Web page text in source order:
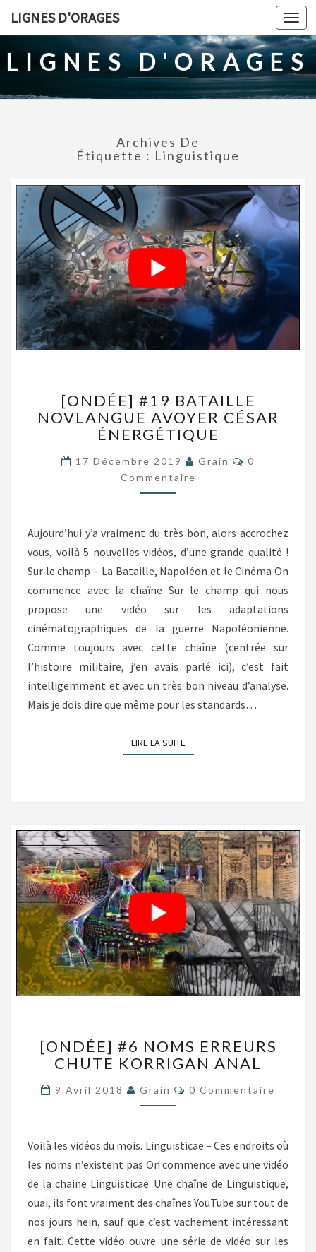
LIGNES D'ORAGES
LIGNES D'ORAGES
Archives De
Étiquette : Linguistique
#19
BATAILLE
NOVLANGUE
CÉSAR
ÉNERGÉTIQUE
[ONDÉE] #19 BATAILLE
NOVLANGUE AVOYER CÉSAR
ÉNERGÉTIQUE
17 Décembre 2019 Grain
0
Commentaire
Aujourd’hui y’a vraiment du très bon, alors accrochez
vous, voilà 5 nouvelles vidéos, d’une grande qualité !
Sur le champ – La Bataille, Napoléon et le Cinéma On
commence avec la chaîne Sur le champ qui nous
propose une vidéo sur les adaptations
cinématographiques de la guerre Napoléonienne.
Comme toujours avec cette chaîne (centrée sur
l’histoire militaire, j’en avais parlé ici), c’est fait
intelligemment et avec un très bon niveau d’analyse.
Mais je dois dire que même pour les standards…
LIRE LA SUITELIRE LA SUITE
#6
NOMS
CHUTE
KORRIGAN
[ONDÉE] #6 NOMS ERREURS
CHUTE KORRIGAN ANAL
9 Avril 2018 Grain Commentaires
0 Commentaire
Voilà les vidéos du mois. Linguisticae – Ces endroits où
les noms n’existent pas On commence avec une vidéo
de la chaine Linguisticae. Une chaîne de Linguistique,
ouai, ils font vraiment des chaînes YouTube sur tout de
nos jours hein, sauf que c’est vachement intéressant
en fait. Cette vidéo ouvre une série de vidéo sur les